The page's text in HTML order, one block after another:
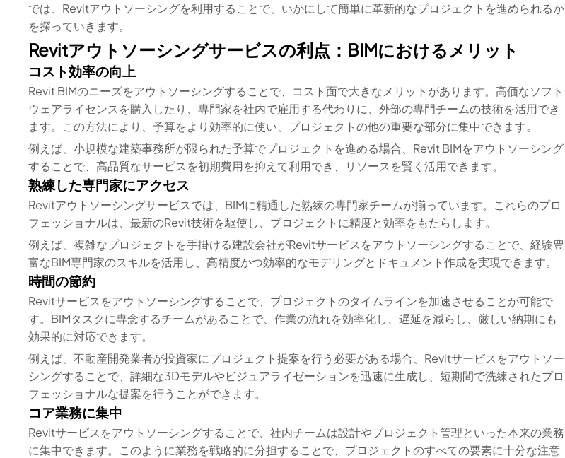
では、Revitアウトソーシングを利用することで、いかにして簡単に革新的なプロジェクトを進められるか
を探っていきます。
Revitアウトソーシングサービスの利点：BIMにおけるメリット
コスト効率の向上
Revit BIMのニーズをアウトソーシングすることで、コスト面で大きなメリットがあります。高価なソフト
ウェアライセンスを購入したり、専門家を社内で雇用する代わりに、外部の専門チームの技術を活用でき
ます。この方法により、予算をより効率的に使い、プロジェクトの他の重要な部分に集中できます。
例えば、小規模な建築事務所が限られた予算でプロジェクトを進める場合、Revit BIMをアウトソーシング
することで、高品質なサービスを初期費用を抑えて利用でき、リソースを賢く活用できます。
熟練した専門家にアクセス
Revitアウトソーシングサービスでは、BIMに精通した熟練の専門家チームが揃っています。これらのプロ
フェッショナルは、最新のRevit技術を駆使し、プロジェクトに精度と効率をもたらします。
例えば、複雑なプロジェクトを手掛ける建設会社がRevitサービスをアウトソーシングすることで、経験豊
富なBIM専門家のスキルを活用し、高精度かつ効率的なモデリングとドキュメント作成を実現できます。
時間の節約
Revitサービスをアウトソーシングすることで、プロジェクトのタイムラインを加速させることが可能で
す。BIMタスクに専念するチームがあることで、作業の流れを効率化し、遅延を減らし、厳しい納期にも
効果的に対応できます。
例えば、不動産開発業者が投資家にプロジェクト提案を行う必要がある場合、Revitサービスをアウトソー
シングすることで、詳細な3Dモデルやビジュアライゼーションを迅速に生成し、短期間で洗練されたプロ
フェッショナルな提案を行うことができます。
コア業務に集中
Revitサービスをアウトソーシングすることで、社内チームは設計やプロジェクト管理といった本来の業務
に集中できます。このように業務を戦略的に分担することで、プロジェクトのすべての要素に十分な注意